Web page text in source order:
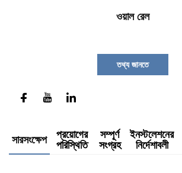
ওয়াল রেল
তথ্য জানতে
সারসংক্ষেপ
প্রয়োগের
পরিস্থিতি
সম্পূর্ণ
সংগ্রহ
ইনস্টলেশনের
নির্দেশাবলী